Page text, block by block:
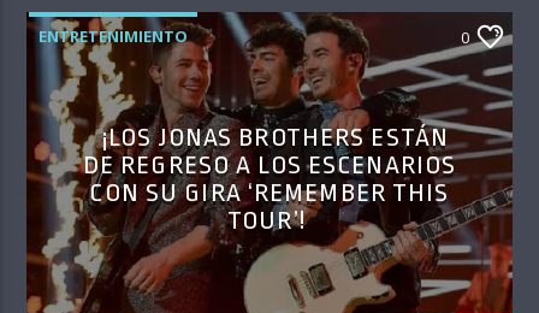
ENTRETENIMIENTO 0
¡LOS JONAS BROTHERS ESTÁN
DE REGRESO A LOS ESCENARIOS
CON SU GIRA ‘REMEMBER THIS
TOUR’!